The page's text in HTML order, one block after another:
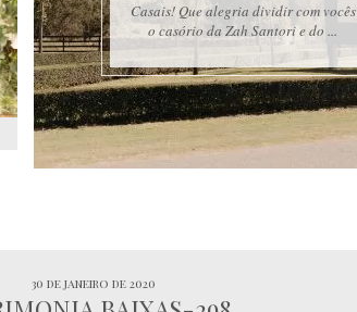
Casais! Que alegria dividir com vocês
o casório da Zah Santori e do ...
30 de janeiro de 2020